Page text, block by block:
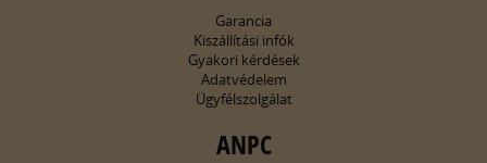
Garancia
Kiszállítási infók
Gyakori kérdések
Adatvédelem
Ügyfélszolgálat
ANPC